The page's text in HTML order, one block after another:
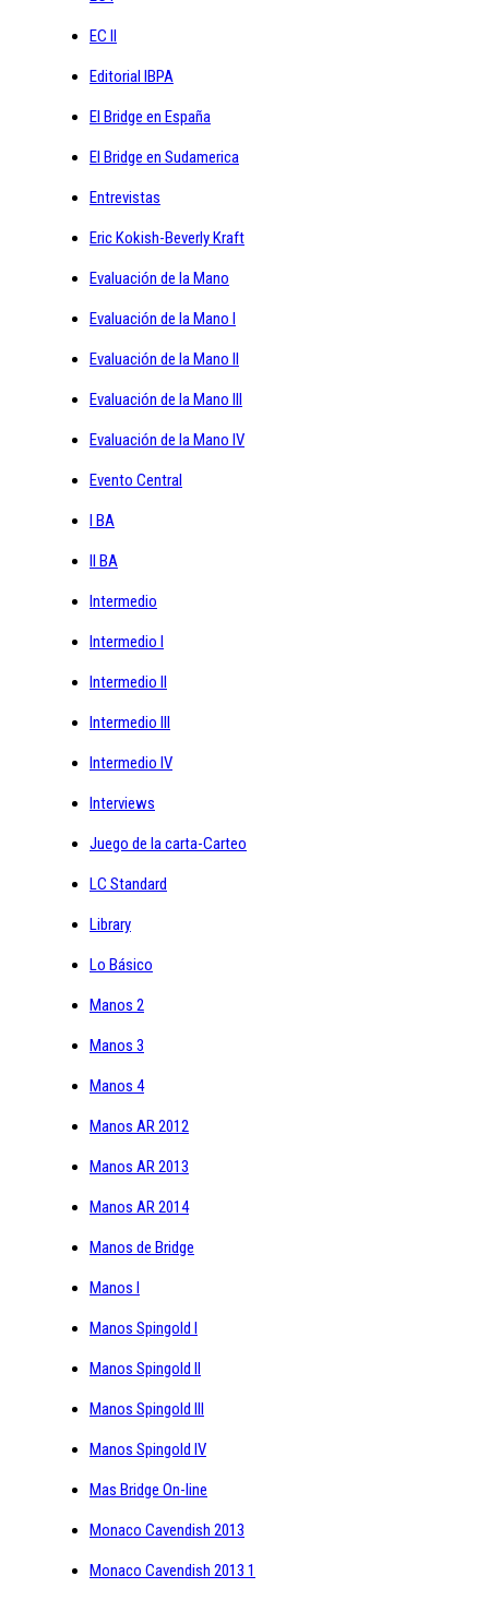
EC II
Editorial IBPA
El Bridge en España
El Bridge en Sudamerica
Entrevistas
Eric Kokish-Beverly Kraft
Evaluación de la Mano
Evaluación de la Mano I
Evaluación de la Mano II
Evaluación de la Mano III
Evaluación de la Mano IV
Evento Central
I BA
II BA
Intermedio
Intermedio I
Intermedio II
Intermedio III
Intermedio IV
Interviews
Juego de la carta-Carteo
LC Standard
Library
Lo Básico
Manos 2
Manos 3
Manos 4
Manos AR 2012
Manos AR 2013
Manos AR 2014
Manos de Bridge
Manos I
Manos Spingold I
Manos Spingold II
Manos Spingold III
Manos Spingold IV
Mas Bridge On-line
Monaco Cavendish 2013
Monaco Cavendish 2013 1